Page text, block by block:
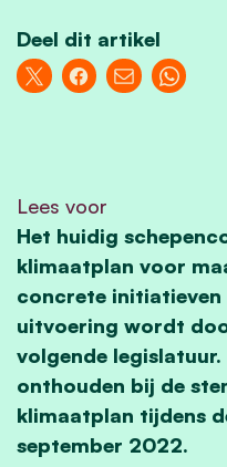
Deel dit artikel
Lees voor
Het huidig
klimaatplan voor
concrete
uitvoering wordt
volgende
onthouden bij de
klimaatplan tijdens
september 2022.